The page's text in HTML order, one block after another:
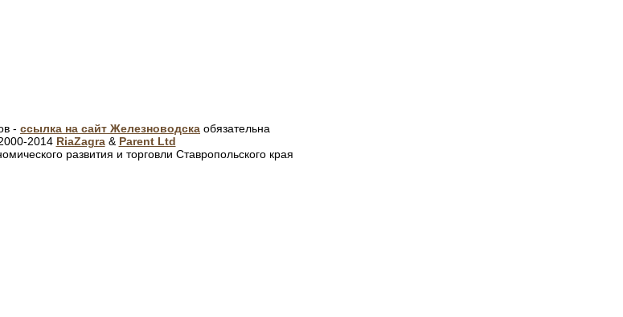
- ссылка на сайт Железноводска обязательна
2014 RiaZagra& Parent Ltd
развития и торговли Ставропольского края